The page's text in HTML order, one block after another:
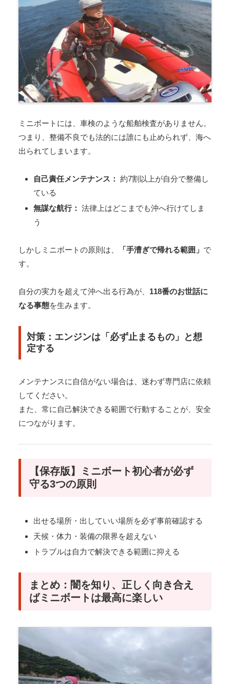
ミニボートには、車検のような船舶検査がありません。
つまり、整備不良でも法的には誰にも止められず、海へ
出られてしまいます。
自己責任メンテナンス： 約7割以上が自分で整備し
ている
無謀な航行： 法律上はどこまでも沖へ行けてしま
う
しかしミニボートの原則は、 「手漕ぎで帰れる範囲」 で
す。
自分の実力を超えて沖へ出る行為が、 118番のお世話に
なる事態を生みます。
対策：エンジンは「必ず止まるもの」と想
定する
メンテナンスに自信がない場合は、迷わず専門店に依頼
してください。
また、常に自己解決できる範囲で行動することが、安全
につながります。
【保存版】ミニボート初心者が必ず
守る3つの原則
出せる場所・出していい場所を必ず事前確認する
天候・体力・装備の限界を超えない
トラブルは自力で解決できる範囲に抑える
まとめ：闇を知り、正しく向き合え
ばミニボートは最高に楽しい